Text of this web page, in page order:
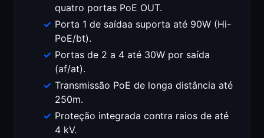
quatro portas PoE OUT.
Porta 1 de saídaa suporta até 90W (Hi-
PoE/bt).
Portas de 2 a 4 até 30W por saída
(af/at).
Transmissão PoE de longa distância até
250m.
Proteção integrada contra raios de até
4 kV.